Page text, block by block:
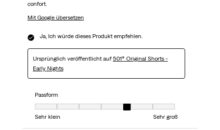
confort.
Mit Google übersetzen
Ja, Ich würde dieses Produkt empfehlen.
Ursprünglich veröffentlicht auf501® Original Shorts -
Early Nights
Passform
Passform, 5 von 7, wobei 1 gleich Sehr klein ist und 7 gleich Sehr groß
Sehr klein
Sehr groß